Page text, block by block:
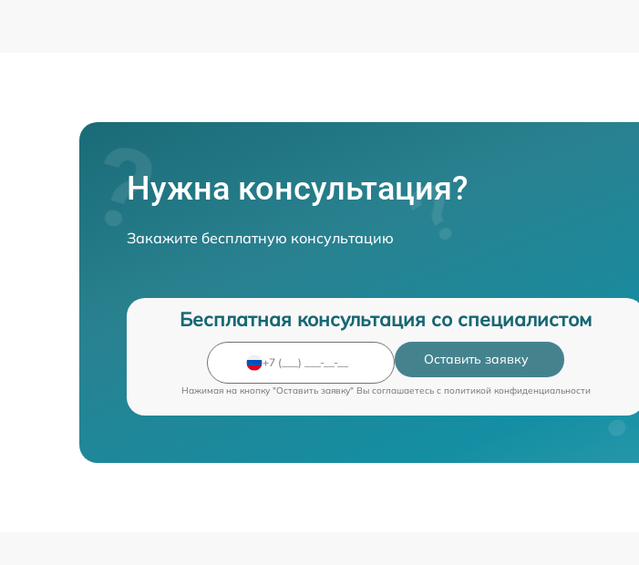
Нужна консультация?
Закажите бесплатную консультацию
Бесплатная консультация со специалистом
Оставить заявку
Нажимая на кнопку "Оставить заявку" Вы соглашаетесь c политикой конфиденциальности